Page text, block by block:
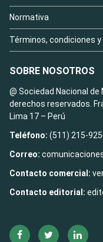
Normativa
Términos, condiciones y
SOBRE NOSOTROS
@ Sociedad Nacional
derechos reservados.
Lima 17 – Perú
Teléfono: (511) 215-
Correo:
Contacto comercial:
Contacto editorial: